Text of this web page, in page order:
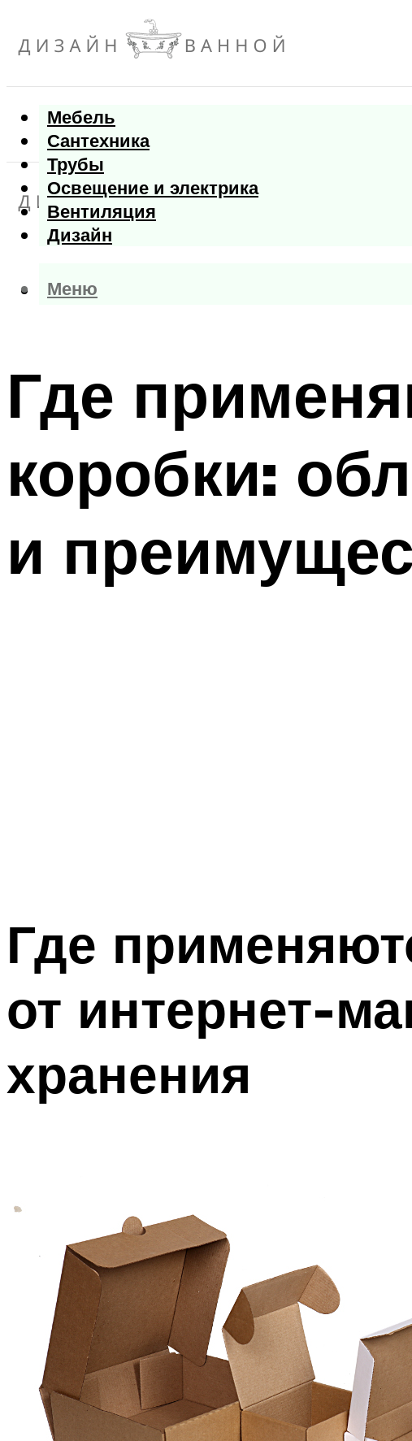
Мебель
Сантехника
Трубы
Освещение и электрика
Вентиляция
Дизайн
Меню
Меню
Где
коробки:
и
Где
от интернет-
хранения